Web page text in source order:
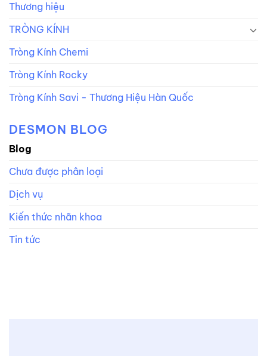
Thương hiệu
TRÒNG KÍNH
Tròng Kính Chemi
Tròng Kính Rocky
Tròng Kính Savi - Thương Hiệu Hàn Quốc
DESMON BLOG
Blog
Chưa được phân loại
Dịch vụ
Kiến thức nhãn khoa
Tin tức